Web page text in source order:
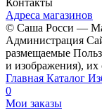
Адреса магазинов
© Саша Росси —
Администрация
размещаемые
и изображения), их
Главная Каталог
0
Мои заказы